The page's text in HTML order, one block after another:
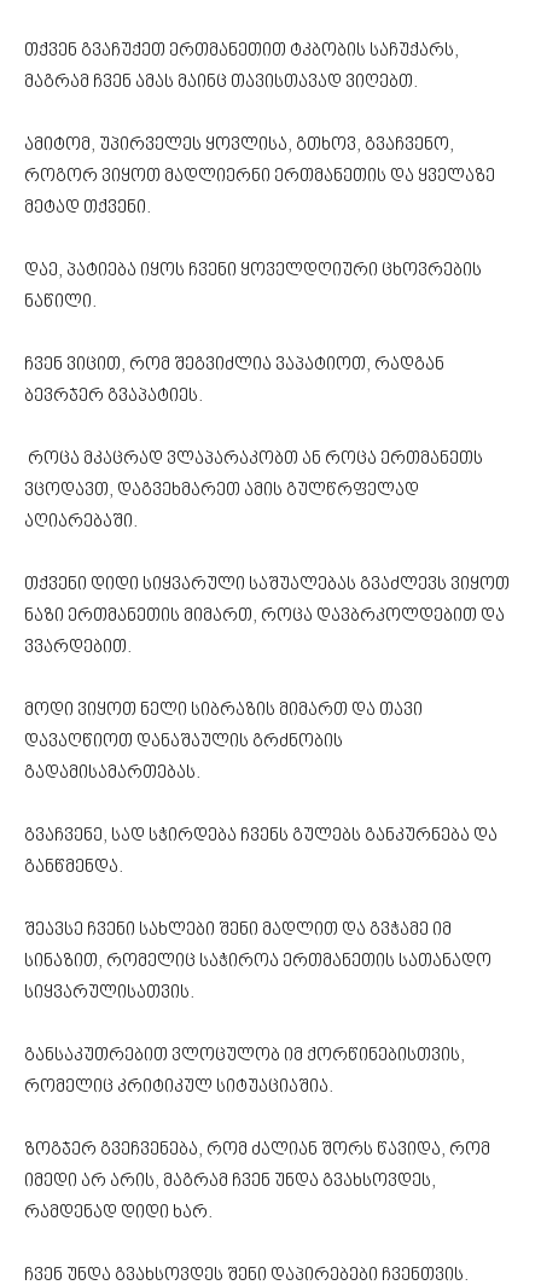
თქვენ გვაჩუქეთ ერთმანეთით ტკბობის საჩუქარს,
მაგრამ ჩვენ ამას მაინც თავისთავად ვიღებთ.
ამიტომ, უპირველეს ყოვლისა, გთხოვ, გვაჩვენო,
როგორ ვიყოთ მადლიერნი ერთმანეთის და ყველაზე
მეტად თქვენი.
დაე, პატიება იყოს ჩვენი ყოველდღიური ცხოვრების
ნაწილი.
ჩვენ ვიცით, რომ შეგვიძლია ვაპატიოთ, რადგან
ბევრჯერ გვაპატიეს.
როცა მკაცრად ვლაპარაკობთ ან როცა ერთმანეთს
ვცოდავთ, დაგვეხმარეთ ამის გულწრფელად
აღიარებაში.
თქვენი დიდი სიყვარული საშუალებას გვაძლევს ვიყოთ
ნაზი ერთმანეთის მიმართ, როცა დავბრკოლდებით და
ვვარდებით.
მოდი ვიყოთ ნელი სიბრაზის მიმართ და თავი
დავაღწიოთ დანაშაულის გრძნობის
გადამისამართებას.
გვაჩვენე, სად სჭირდება ჩვენს გულებს განკურნება და
განწმენდა.
შეავსე ჩვენი სახლები შენი მადლით და გვჭამე იმ
სინაზით, რომელიც საჭიროა ერთმანეთის სათანადო
სიყვარულისათვის.
განსაკუთრებით ვლოცულობ იმ ქორწინებისთვის,
რომელიც კრიტიკულ სიტუაციაშია.
ზოგჯერ გვეჩვენება, რომ ძალიან შორს წავიდა, რომ
იმედი არ არის, მაგრამ ჩვენ უნდა გვახსოვდეს,
რამდენად დიდი ხარ.
ჩვენ უნდა გვახსოვდეს შენი დაპირებები ჩვენთვის.